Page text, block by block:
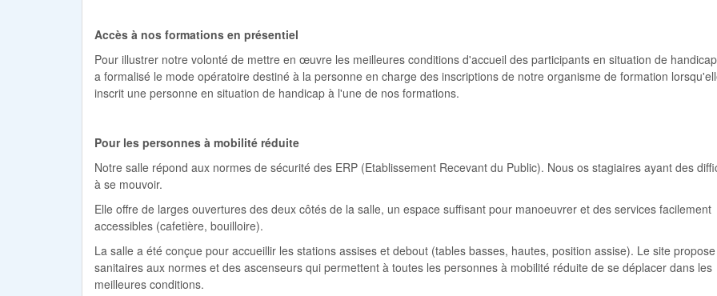
Accès à nos formations en présentiel
Pour illustrer notre volonté de mettre en œuvre les meilleures conditions d'accueil des participants en situation de
a formalisé le mode opératoire destiné à la personne en charge des inscriptions de notre organisme de formation
inscrit une personne en situation de handicap à l'une de nos formations.
Pour les personnes à mobilité réduite
Notre salle répond aux normes de sécurité des ERP (Etablissement Recevant du Public). Nous os stagiaires ayant des
à se mouvoir.
Elle offre de larges ouvertures des deux côtés de la salle, un espace suffisant pour manoeuvrer et des services facilement
accessibles (cafetière, bouilloire).
La salle a été conçue pour accueillir les stations assises et debout (tables basses, hautes, position assise). Le site
sanitaires aux normes et des ascenseurs qui permettent à toutes les personnes à mobilité réduite de se déplacer dans les
meilleures conditions.